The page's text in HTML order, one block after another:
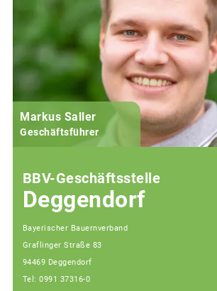
Markus Saller
Geschäftsführer
BBV-Geschäftsstelle
Deggendorf
Bayerischer Bauernverband
Graflinger Straße 83
94469 Deggendorf
Tel: 0991 37316-0